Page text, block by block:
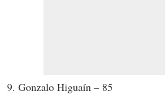
9. Gonzalo Higuaín – 85